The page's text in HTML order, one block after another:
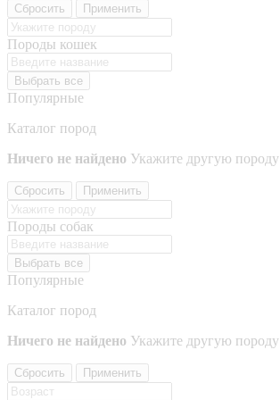
Сбросить Применить
Породы кошек
Выбрать все
Популярные
Каталог пород
Ничего не найдено Укажите другую породу
Сбросить Применить
Породы собак
Выбрать все
Популярные
Каталог пород
Ничего не найдено Укажите другую породу
Сбросить Применить